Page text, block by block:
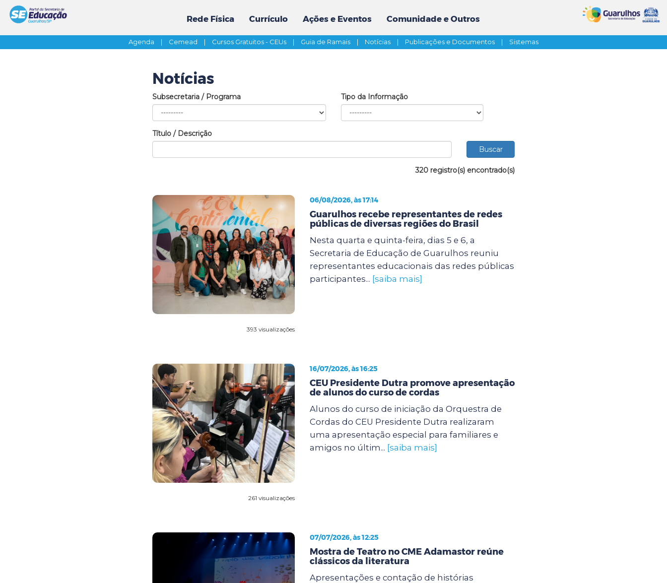
Rede Física Currículo Ações e Eventos Comunidade e Outros
Agenda | Cemead | Cursos Gratuitos - CEUs | Guia de Ramais | Notícias | Publicações e Documentos | Sistemas
Notícias
Subsecretaria / Programa Tipo da Informação
Título / Descrição
320 registro(s) encontrado(s)
393 visualizações
06/08/2026, às 17:14
Guarulhos recebe representantes de redes
públicas de diversas regiões do Brasil
Nesta quarta e quinta-feira, dias 5 e 6, a
Secretaria de Educação de Guarulhos reuniu
representantes educacionais das redes públicas
participantes... [saiba mais]
261 visualizações
16/07/2026, às 16:25
CEU Presidente Dutra promove apresentação
de alunos do curso de cordas
Alunos do curso de iniciação da Orquestra de
Cordas do CEU Presidente Dutra realizaram
uma apresentação especial para familiares e
amigos no últim... [saiba mais]
07/07/2026, às 12:25
Mostra de Teatro no CME Adamastor reúne
clássicos da literatura
Apresentações e contação de histórias